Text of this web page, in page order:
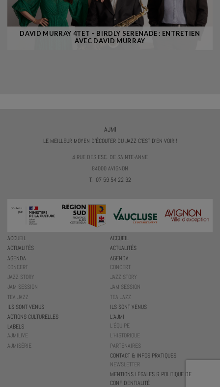
DAVID MURRAY 4TET – BIRDLY SERENADE : ENTRETIEN
AVEC DAVID MURRAY
AJMI
LE MEILLEUR MOYEN D'ÉCOUTER DU JAZZ C'EST D'EN VOIR !
4 RUE DES ESC. DE SAINTE-ANNE
84000 AVIGNON
T. 07 59 54 22 92
ACCUEIL
ACTUALITÉS
AGENDA
CONCERT
JAZZ STORY
JAM SESSION
TEA JAZZ
ILS SONT VENUS
ACCUEIL
ACTUALITÉS
AGENDA
CONCERT
JAZZ STORY
JAM SESSION
TEA JAZZ
ILS SONT VENUS
ACTIONS CULTURELLES
LABELS
AJMILIVE
AJMISÉRIE
L’AJMI
L’ÉQUIPE
L’HISTORIQUE
PARTENAIRES
CONTACT & INFOS PRATIQUES
NEWSLETTER
MENTIONS LÉGALES & POLITIQUE DE
CONFIDENTIALITÉ